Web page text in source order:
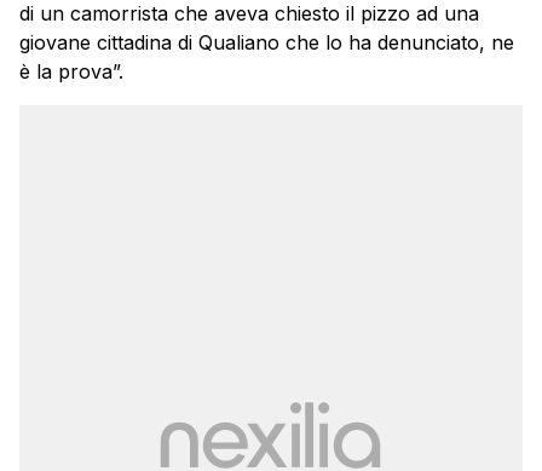
di un camorrista che aveva chiesto il pizzo ad una
giovane cittadina di Qualiano che lo ha denunciato, ne
è la prova”.